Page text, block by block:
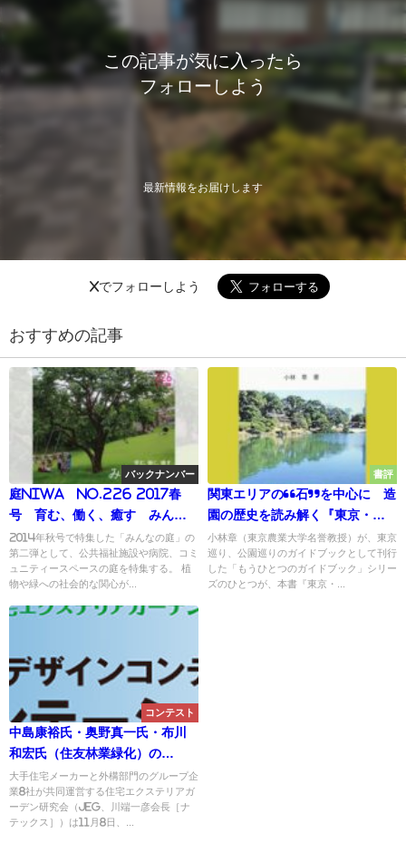
この記事が気に入ったら
フォローしよう
最新情報をお届けします
Xでフォローしよう
おすすめの記事
バックナンバー
庭NIWA No.226 2017春
号 育む、働く、癒す みんな
の庭 vol.2
2014年秋号で特集した「みんなの庭」の
第二弾として、公共福祉施設や病院、コミ
ュニティースペースの庭を特集する。 植
物や緑への社会的な関心が...
書評
関東エリアの“石”を中心に 造
園の歴史を読み解く『東京・石
と造園100話』もうひとつのガイ
ドブック
小林章（東京農業大学名誉教授）が、東京
巡り、公園巡りのガイドブックとして刊行
した「もうひとつのガイドブック」シリー
ズのひとつが、本書『東京・...
コンテスト
中島康裕氏・奥野真一氏・布川
和宏氏（住友林業緑化）の
「switchする邸園」がグラン
プリに輝く／第8回JEGデザイン
コンテスト
大手住宅メーカーと外構部門のグループ企
業8社が共同運営する住宅エクステリアガ
ーデン研究会（JEG、川端一彦会長［ナ
テックス］）は11月8日、...